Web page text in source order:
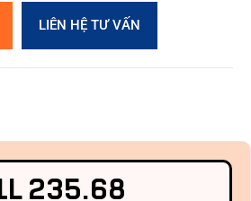
LIÊN HỆ TƯ VẤN
235.68